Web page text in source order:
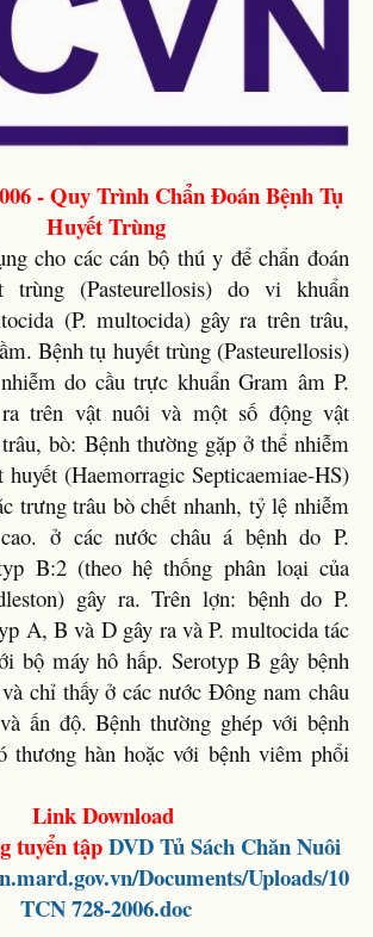
- Quy Trình Chẩn Đoán Bệnh Tụ
Huyết Trùng
cho các cán bộ thú y để chẩn đoán
trùng (Pasteurellosis) do vi khuẩn
(P. multocida) gây ra trên trâu,
Bệnh tụ huyết trùng (Pasteurellosis)
do cầu trực khuẩn Gram âm P.
trên vật nuôi và một số động vật
bò: Bệnh thường gặp ở thể nhiễm
(Haemorragic Septicaemiae-HS)
trưng trâu bò chết nhanh, tỷ lệ nhiễm
ở các nước châu á bệnh do P.
B:2 (theo hệ thống phân loại của
gây ra. Trên lợn: bệnh do P.
A, B và D gây ra và P. multocida tác
bộ máy hô hấp. Serotyp B gây bệnh
chỉ thấy ở các nước Đông nam châu
ấn độ. Bệnh thường ghép với bệnh
thương hàn hoặc với bệnh viêm phổi
Link Download
tuyển tậpDVDTủ Sách Chăn Nuôi
Documents/Uploads/10
TCN 728-2006.doc